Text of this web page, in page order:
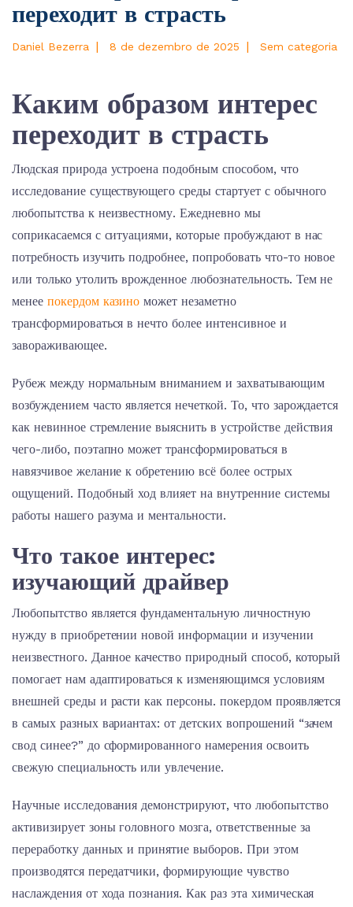
переходит в страсть
Daniel Bezerra | 8 de dezembro de 2025 | Sem categoria
Каким образом интерес
переходит в страсть
Людская природа устроена подобным способом, что
исследование существующего среды стартует с обычного
любопытства к неизвестному. Ежедневно мы
соприкасаемся с ситуациями, которые пробуждают в нас
потребность изучить подробнее, попробовать что-то новое
или только утолить врожденное любознательность. Тем не
менее покердом казино может незаметно
трансформироваться в нечто более интенсивное и
завораживающее.
Рубеж между нормальным вниманием и захватывающим
возбуждением часто является нечеткой. То, что зарождается
как невинное стремление выяснить в устройстве действия
чего-либо, поэтапно может трансформироваться в
навязчивое желание к обретению всё более острых
ощущений. Подобный ход влияет на внутренние системы
работы нашего разума и ментальности.
Что такое интерес:
изучающий драйвер
Любопытство является фундаментальную личностную
нужду в приобретении новой информации и изучении
неизвестного. Данное качество природный способ, который
помогает нам адаптироваться к изменяющимся условиям
внешней среды и расти как персоны. покердом проявляется
в самых разных вариантах: от детских вопрошений “зачем
свод синее?” до сформированного намерения освоить
свежую специальность или увлечение.
Научные исследования демонстрируют, что любопытство
активизирует зоны головного мозга, ответственные за
переработку данных и принятие выборов. При этом
производятся передатчики, формирующие чувство
наслаждения от хода познания. Как раз эта химическая